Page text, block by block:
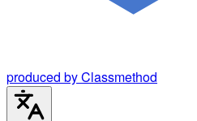
produced by Classmethod